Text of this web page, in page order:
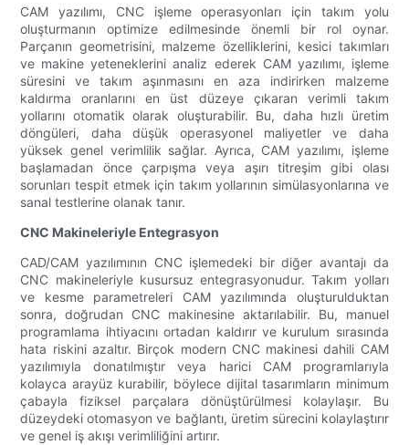
CAM yazılımı, CNC işleme operasyonları için takım yolu
oluşturmanın optimize edilmesinde önemli bir rol oynar.
Parçanın geometrisini, malzeme özelliklerini, kesici takımları
ve makine yeteneklerini analiz ederek CAM yazılımı, işleme
süresini ve takım aşınmasını en aza indirirken malzeme
kaldırma oranlarını en üst düzeye çıkaran verimli takım
yollarını otomatik olarak oluşturabilir. Bu, daha hızlı üretim
döngüleri, daha düşük operasyonel maliyetler ve daha
yüksek genel verimlilik sağlar. Ayrıca, CAM yazılımı, işleme
başlamadan önce çarpışma veya aşırı titreşim gibi olası
sorunları tespit etmek için takım yollarının simülasyonlarına ve
sanal testlerine olanak tanır.
CNC Makineleriyle Entegrasyon
CAD/CAM yazılımının CNC işlemedeki bir diğer avantajı da
CNC makineleriyle kusursuz entegrasyonudur. Takım yolları
ve kesme parametreleri CAM yazılımında oluşturulduktan
sonra, doğrudan CNC makinesine aktarılabilir. Bu, manuel
programlama ihtiyacını ortadan kaldırır ve kurulum sırasında
hata riskini azaltır. Birçok modern CNC makinesi dahili CAM
yazılımıyla donatılmıştır veya harici CAM programlarıyla
kolayca arayüz kurabilir, böylece dijital tasarımların minimum
çabayla fiziksel parçalara dönüştürülmesi kolaylaşır. Bu
düzeydeki otomasyon ve bağlantı, üretim sürecini kolaylaştırır
ve genel iş akışı verimliliğini artırır.